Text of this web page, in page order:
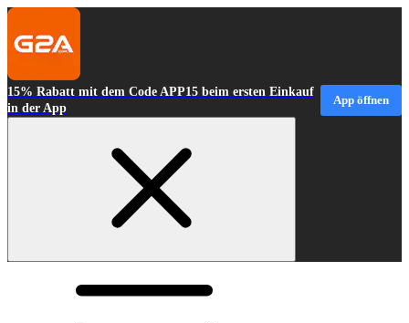
15% Rabatt mit dem Code APP15 beim ersten Einkauf
in der App
App öffnen